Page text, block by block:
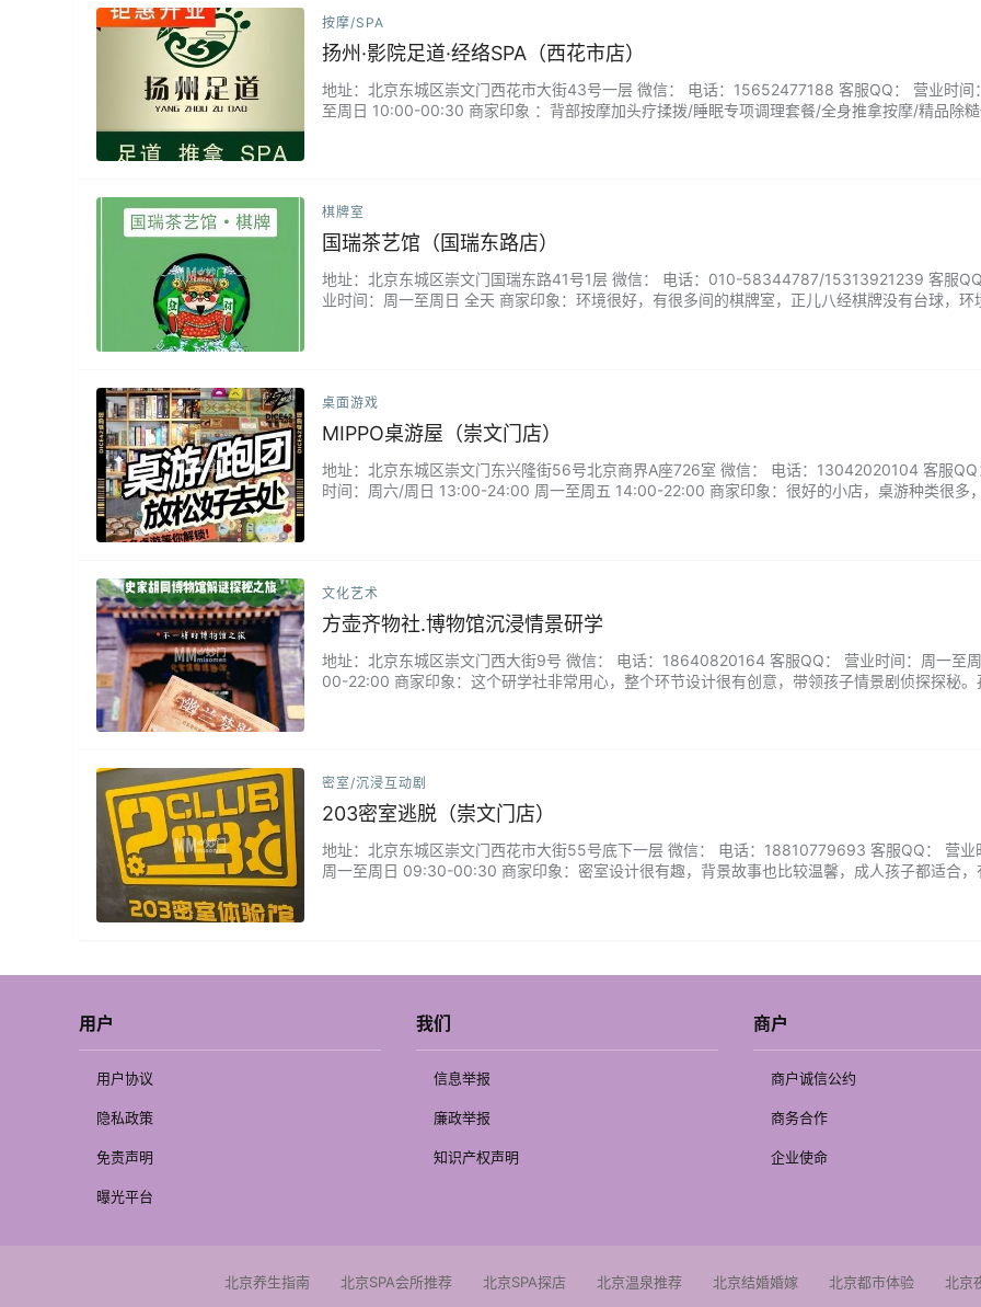
按摩/SPA
扬州·影院足道·经络SPA（西花市店）
地址：北京东城区崇文门西花市大街43号一层 微信： 电话：15652477188 客服QQ： 营业时间
至周日 10:00-00:30 商家印象 ：背部按摩加头疗揉拨/睡眠专项调理套餐/全身推拿按摩/精品除
棋牌室
国瑞茶艺馆（国瑞东路店）
地址：北京东城区崇文门国瑞东路41号1层 微信： 电话：010-58344787/15313921239 客服
业时间：周一至周日 全天 商家印象：环境很好，有很多间的棋牌室，正儿八经棋牌没有台球，环
桌面游戏
MIPPO桌游屋（崇文门店）
地址：北京东城区崇文门东兴隆街56号北京商界A座726室 微信： 电话：13042020104 客服QQ
时间：周六/周日 13:00-24:00 周一至周五 14:00-22:00 商家印象：很好的小店，桌游种类很多
文化艺术
方壶齐物社.博物馆沉浸情景研学
地址：北京东城区崇文门西大街9号 微信： 电话：18640820164 客服QQ： 营业时间：周一至
00-22:00 商家印象：这个研学社非常用心，整个环节设计很有创意，带领孩子情景剧侦探探秘。
密室/沉浸互动剧
203密室逃脱（崇文门店）
地址：北京东城区崇文门西花市大街55号底下一层 微信： 电话：18810779693 客服QQ： 营业
周一至周日 09:30-00:30 商家印象：密室设计很有趣，背景故事也比较温馨，成人孩子都适合，
用户
用户协议
隐私政策
免责声明
曝光平台
我们
信息举报
廉政举报
知识产权声明
商户
商户诚信公约
商务合作
企业使命
北京养生指南 北京SPA会所推荐 北京SPA探店 北京温泉推荐 北京结婚婚嫁 北京都市体验 北京